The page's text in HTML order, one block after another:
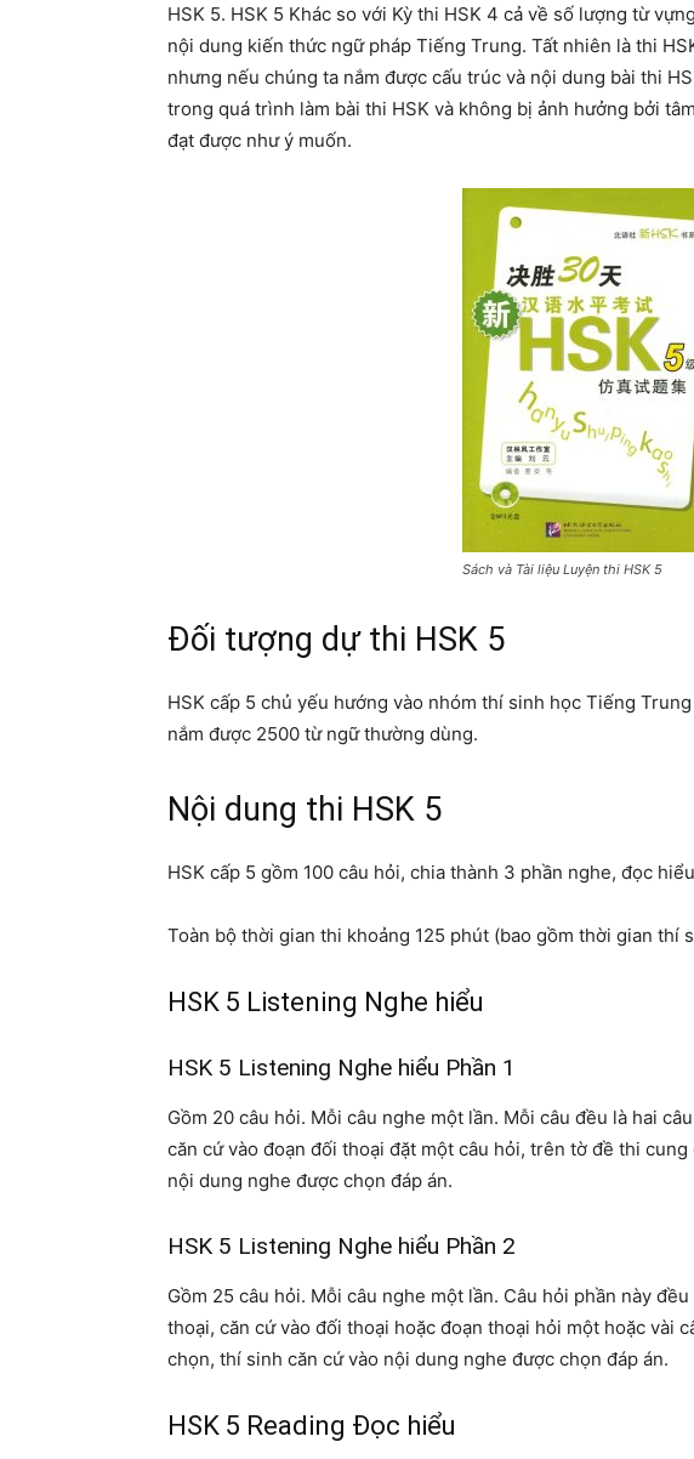
HSK 5. HSK 5 Khác so với Kỳ thi HSK 4 cả về số lượng từ
nội dung kiến thức ngữ pháp Tiếng Trung. Tất nhiên là thi
nhưng nếu chúng ta nắm được cấu trúc và nội dung bài thi
trong quá trình làm bài thi HSK và không bị ảnh hưởng bởi
đạt được như ý muốn.
Sách và Tài liệu Luyện thi HSK 5
Đối tượng dự thi HSK 5
HSK cấp 5 chủ yếu hướng vào nhóm thí sinh học Tiếng
nắm được 2500 từ ngữ thường dùng.
Nội dung thi HSK 5
HSK cấp 5 gồm 100 câu hỏi, chia thành 3 phần nghe, đọc
Toàn bộ thời gian thi khoảng 125 phút (bao gồm thời gian thí
HSK 5 Listening Nghe hiểu
HSK 5 Listening Nghe hiểu Phần 1
Gồm 20 câu hỏi. Mỗi câu nghe một lần. Mỗi câu đều là hai
căn cứ vào đoạn đối thoại đặt một câu hỏi, trên tờ đề thi
nội dung nghe được chọn đáp án.
HSK 5 Listening Nghe hiểu Phần 2
Gồm 25 câu hỏi. Mỗi câu nghe một lần. Câu hỏi phần này
thoại, căn cứ vào đối thoại hoặc đoạn thoại hỏi một hoặc vài
chọn, thí sinh căn cứ vào nội dung nghe được chọn đáp án.
HSK 5 Reading Đọc hiểu